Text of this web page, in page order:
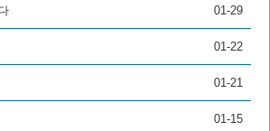
01-29
01-22
01-21
01-15